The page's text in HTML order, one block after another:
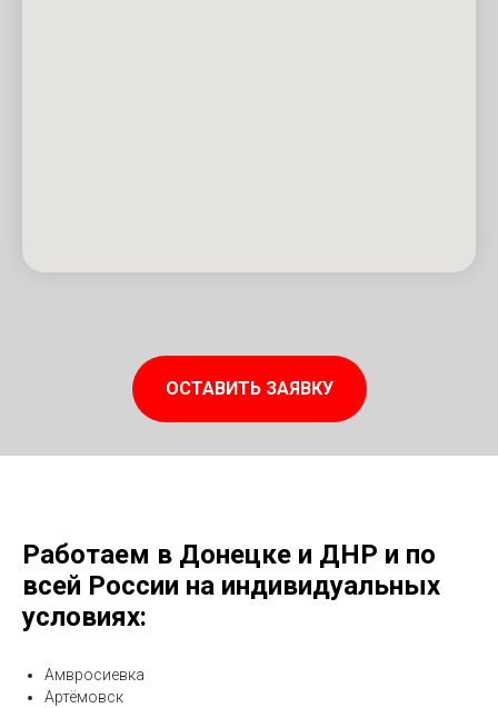
ОСТАВИТЬ ЗАЯВКУ
Работаем в Донецке и ДНР и по
всей России на индивидуальных
условиях:
Амвросиевка
Артёмовск